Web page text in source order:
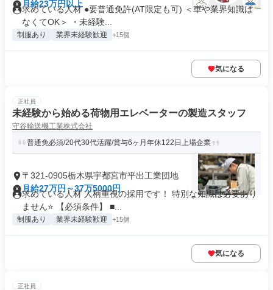
月給23万円以上
求めている人材 ●要普通免許(AT限定も可) ＜車や業界知識は
なくてOK＞ ・未経験...
制服あり 業界未経験歓迎 +15個
気になる
正社員
未経験から始める荷物用エレベーターの製造スタッフ
守谷輸送機工業株式会社
普通免必須/20代30代活躍/賞与6ヶ月年休122日上場企業
〒321-0905栃木県宇都宮市平出工業団地
月給27万円～37万5000円
求めている人材 人柄重視の採用です！ 特別な知識は必要あり
ません⭐ 【必須条件】 ■...
制服あり 業界未経験歓迎 +15個
気になる
正社員